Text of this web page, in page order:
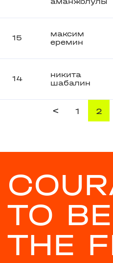
аманжолулы
15
максим
еремин
14
никита
шабалин
< 1 2
TO BE
THE